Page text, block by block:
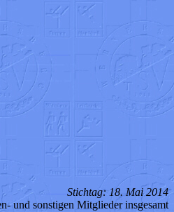
Stichtag: 18. Mai 2014
und sonstigen Mitglieder insgesamt